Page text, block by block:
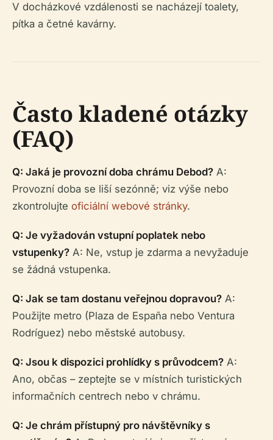
V docházkové vzdálenosti se nacházejí toalety,
pítka a četné kavárny.
Často kladené otázky
(FAQ)
Q: Jaká je provozní doba chrámu Debod? A:
Provozní doba se liší sezónně; viz výše nebo
zkontrolujte oficiální webové stránky.
Q: Je vyžadován vstupní poplatek nebo
vstupenky? A: Ne, vstup je zdarma a nevyžaduje
se žádná vstupenka.
Q: Jak se tam dostanu veřejnou dopravou? A:
Použijte metro (Plaza de España nebo Ventura
Rodríguez) nebo městské autobusy.
Q: Jsou k dispozici prohlídky s průvodcem? A:
Ano, občas – zeptejte se v místních turistických
informačních centrech nebo v chrámu.
Q: Je chrám přístupný pro návštěvníky s